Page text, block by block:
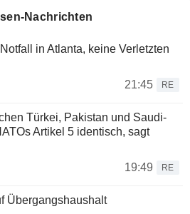
Nachrichten
in Atlanta, keine Verletzten
21:45
RE
Türkei, Pakistan und Saudi-
Artikel 5 identisch, sagt
19:49
RE
Übergangshaushalt